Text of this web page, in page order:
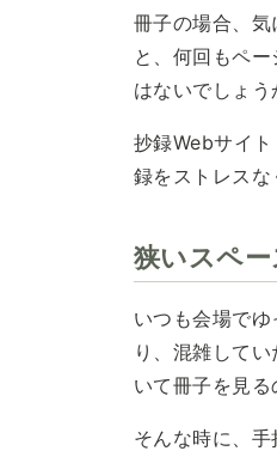
冊子の場合、
と、何回もペ
はないでしょう
抄録Webサイ
録をストレスな
狭いスペー
いつも会場で
り、混雑して
いて冊子を見る
そんな時に、